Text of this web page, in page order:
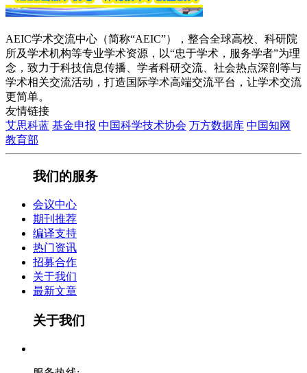
AEIC学术交流中心（简称“AEIC”），整合全球高校、科研院
所及学术机构等专业学术资源，以“忠于学术，服务学者”为理
念，致力于科技信息传播、学者科研交流、社会热点深剖等与
学术相关交流活动，打造国际学术高端交流平台，让学术交流
更简单。
友情链接
艾思科蓝 基金申报 中国科学技术协会 万方数据库 中国知网
教育部
我们的服务
会议中心
期刊推荐
编译支持
热门资讯
招募合作
关于我们
最新文章
关于我们